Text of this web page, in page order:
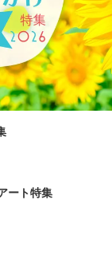
ート特集